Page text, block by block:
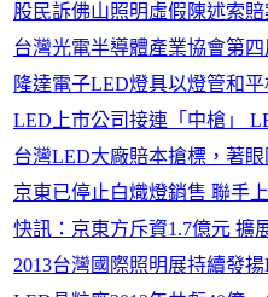
股民訴佛山照明虛假陳述索
台灣光電半導體產業協會第
隆達電子LED燈具以燈管和
LED上市公司接連「中槍」
台灣LED大廠賠本搶標，著
京東已停止白熾燈銷售 聯手
快訊：京東方斥資1.7億元 擴
2013台灣國際照明展持續發